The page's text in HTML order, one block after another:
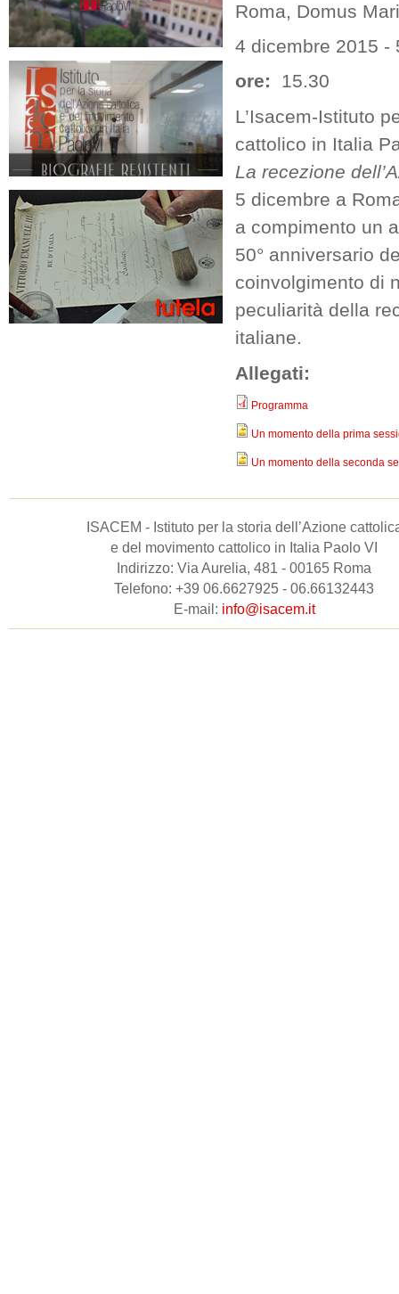
Roma, Domus
4 dicembre 2015 -
ore:
15.30
L’Isacem-Istituto
cattolico in Italia
La recezione
5 dicembre a
a compimento un
50° anniversario
coinvolgimento di
peculiarità della
italiane.
Allegati:
Programma
Un momento della prima
Un momento della seconda
ISACEM - Istituto per la storia dell’Azione
e del movimento cattolico in Italia Paolo VI
Indirizzo: Via Aurelia, 481 - 00165 Roma
Telefono: +39 06.6627925 - 06.66132443
E-mail: info@isacem.it